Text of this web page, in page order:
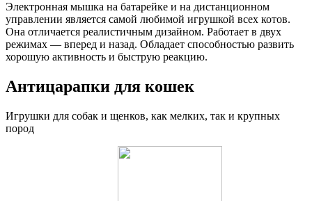
Электронная мышка на батарейке и на дистанционном
управлении является самой любимой игрушкой всех котов.
Она отличается реалистичным дизайном. Работает в двух
режимах — вперед и назад. Обладает способностью развить
хорошую активность и быструю реакцию.
Антицарапки для кошек
Игрушки для собак и щенков, как мелких, так и крупных
пород